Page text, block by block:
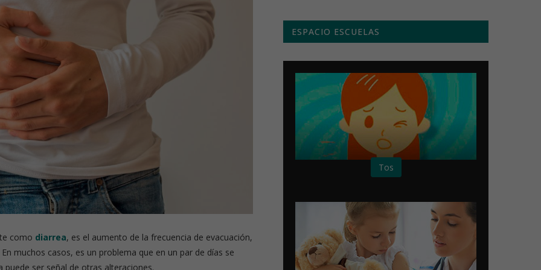
como diarrea, es el aumento de la frecuencia de evacuación,
muchos casos, es un problema que en un par de días se
ser señal de otras alteraciones.
ESPACIO ESCUELAS
Tos